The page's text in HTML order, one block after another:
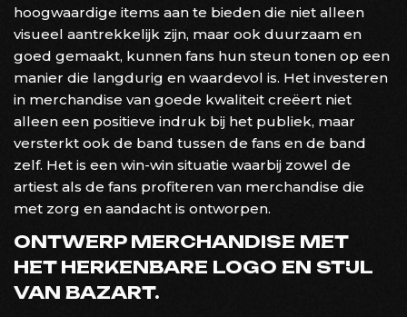
hoogwaardige items aan te bieden die niet alleen
visueel aantrekkelijk zijn, maar ook duurzaam en
goed gemaakt, kunnen fans hun steun tonen op een
manier die langdurig en waardevol is. Het investeren
in merchandise van goede kwaliteit creëert niet
alleen een positieve indruk bij het publiek, maar
versterkt ook de band tussen de fans en de band
zelf. Het is een win-win situatie waarbij zowel de
artiest als de fans profiteren van merchandise die
met zorg en aandacht is ontworpen.
ONTWERP MERCHANDISE MET
HET HERKENBARE LOGO EN STIJL
VAN BAZART.